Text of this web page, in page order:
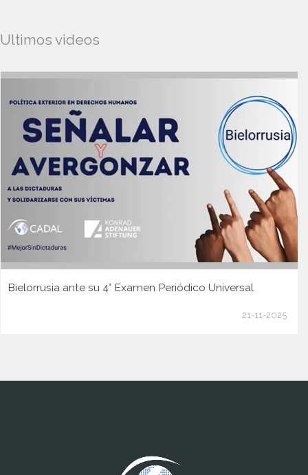
Ultimos videos
Bielorrusia ante su 4° Examen Periódico Universal
21-11-2025